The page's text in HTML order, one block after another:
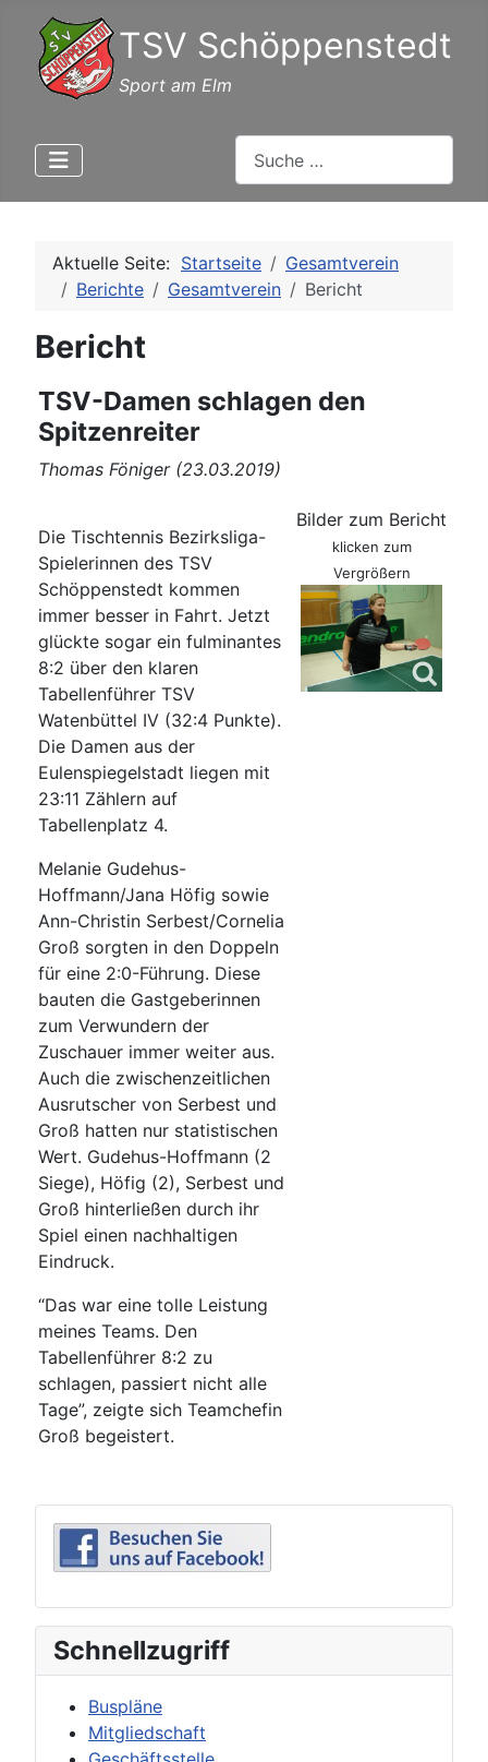
TSV Schöppenstedt
Sport am Elm
Aktuelle Seite: Startseite
Gesamtverein
Berichte
Gesamtverein Bericht
Bericht
TSV-Damen schlagen den
Spitzenreiter
Thomas Föniger (23.03.2019)
Die Tischtennis Bezirksliga-
Spielerinnen des TSV
Schöppenstedt kommen
immer besser in Fahrt. Jetzt
glückte sogar ein fulminantes
8:2 über den klaren
Tabellenführer TSV
Watenbüttel IV (32:4 Punkte).
Die Damen aus der
Eulenspiegelstadt liegen mit
23:11 Zählern auf
Tabellenplatz 4.
Melanie Gudehus-
Hoffmann/Jana Höfig sowie
Ann-Christin Serbest/Cornelia
Groß sorgten in den Doppeln
für eine 2:0-Führung. Diese
bauten die Gastgeberinnen
zum Verwundern der
Zuschauer immer weiter aus.
Auch die zwischenzeitlichen
Ausrutscher von Serbest und
Groß hatten nur statistischen
Wert. Gudehus-Hoffmann (2
Siege), Höfig (2), Serbest und
Groß hinterließen durch ihr
Spiel einen nachhaltigen
Eindruck.
“Das war eine tolle Leistung
meines Teams. Den
Tabellenführer 8:2 zu
schlagen, passiert nicht alle
Tage”, zeigte sich Teamchefin
Groß begeistert.
Bilder zum Bericht
klicken zum
Vergrößern
Schnellzugriff
Buspläne
Mitgliedschaft